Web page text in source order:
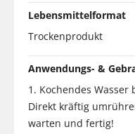
Lebensmittelformat
Trockenprodukt
Anwendungs- &
1. Kochendes
Direkt kräftig
warten und fertig!